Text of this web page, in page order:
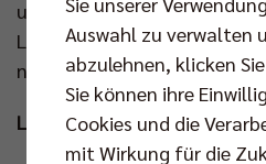
unter ihre Karriere zu
Lippmann eine neue
nun auf Linda Bock!
Louisa hat „Bock“ auf
Auswahl zu verwalten
abzulehnen, klicken
Sie können ihre
Cookies und die
mit Wirkung für die